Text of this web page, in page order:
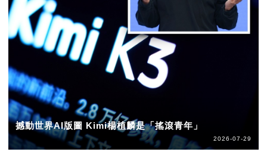
撼動世界AI版圖 Kimi楊植麟是「搖滾青年」
2026-07-29